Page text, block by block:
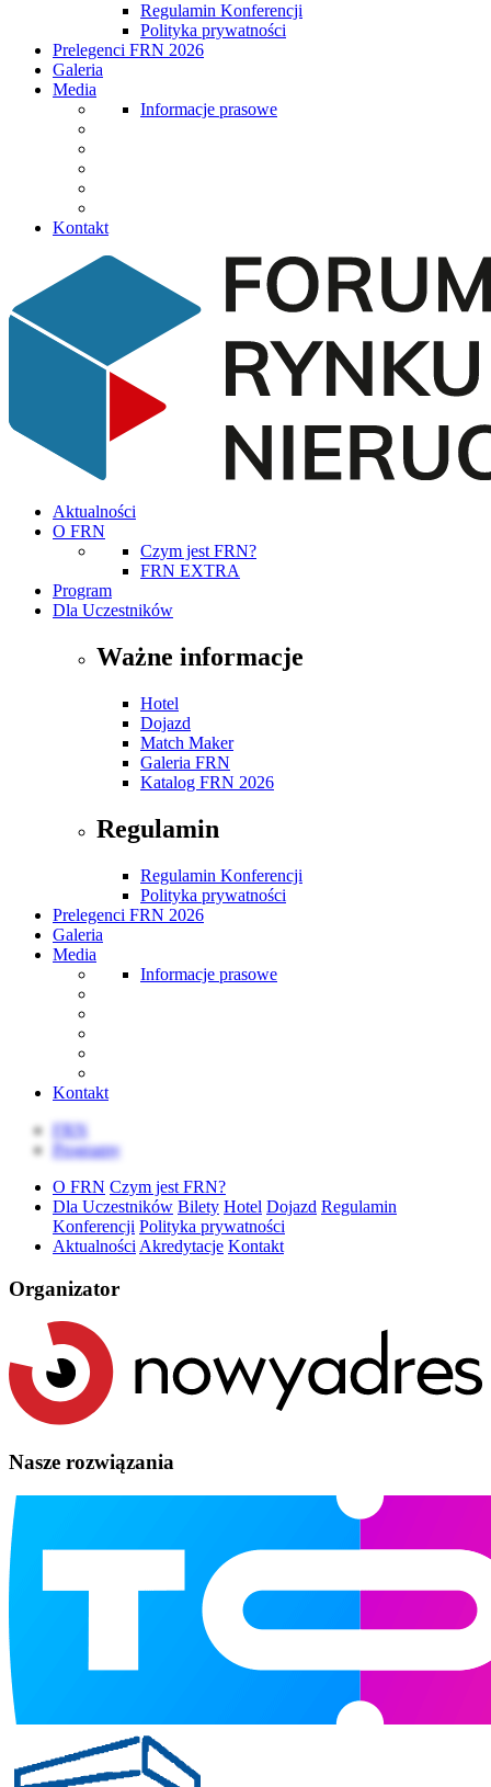
Regulamin Konferencji
Polityka prywatności
Prelegenci FRN 2026
Galeria
Media
Informacje prasowe
Kontakt
Aktualności
O FRN
Czym jest FRN?
FRN EXTRA
Program
Dla Uczestników
Ważne informacje
Hotel
Dojazd
Match Maker
Galeria FRN
Katalog FRN 2026
Regulamin
Regulamin Konferencji
Polityka prywatności
Prelegenci FRN 2026
Galeria
Media
Informacje prasowe
Kontakt
FRN
Programy
O FRN Czym jest FRN?
Dla Uczestników Bilety Hotel Dojazd Regulamin
Konferencji Polityka prywatności
Aktualności Akredytacje Kontakt
Organizator
Nasze rozwiązania